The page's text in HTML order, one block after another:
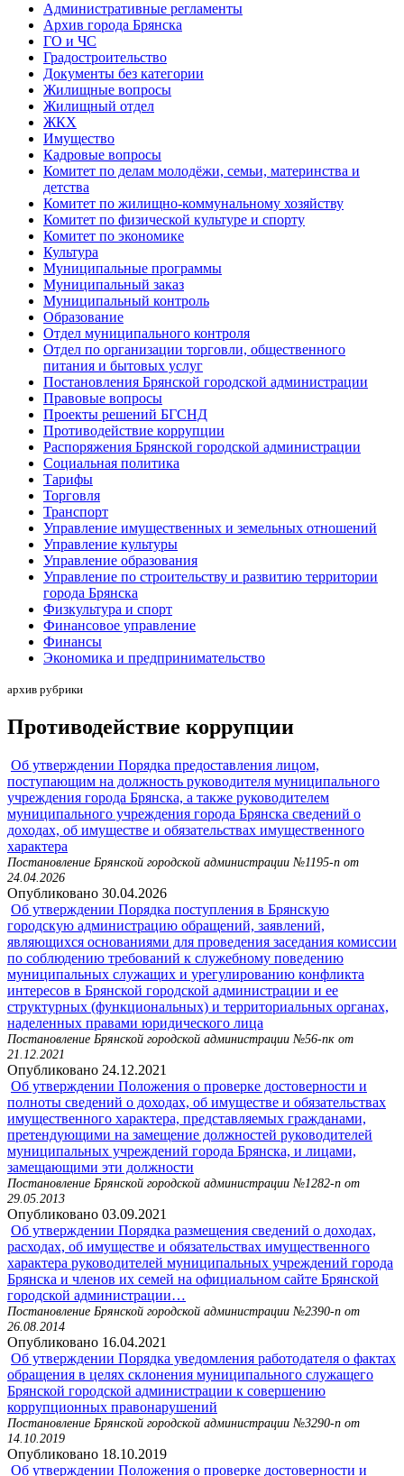
Административные регламенты
Архив города Брянска
ГО и ЧС
Градостроительство
Документы без категории
Жилищные вопросы
Жилищный отдел
ЖКХ
Имущество
Кадровые вопросы
Комитет по делам молодёжи, семьи, материнства и
детства
Комитет по жилищно-коммунальному хозяйству
Комитет по физической культуре и спорту
Комитет по экономике
Культура
Муниципальные программы
Муниципальный заказ
Муниципальный контроль
Образование
Отдел муниципального контроля
Отдел по организации торговли, общественного
питания и бытовых услуг
Постановления Брянской городской администрации
Правовые вопросы
Проекты решений БГСНД
Противодействие коррупции
Распоряжения Брянской городской администрации
Социальная политика
Тарифы
Торговля
Транспорт
Управление имущественных и земельных отношений
Управление культуры
Управление образования
Управление по строительству и развитию территории
города Брянска
Физкультура и спорт
Финансовое управление
Финансы
Экономика и предпринимательство
архив рубрики
Противодействие коррупции
Об утверждении Порядка предоставления лицом,
поступающим на должность руководителя муниципального
учреждения города Брянска, а также руководителем
муниципального учреждения города Брянска сведений о
доходах, об имуществе и обязательствах имущественного
характера
Постановление Брянской городской администрации №1195-п от
24.04.2026
Опубликовано 30.04.2026
Об утверждении Порядка поступления в Брянскую
городскую администрацию обращений, заявлений,
являющихся основаниями для проведения заседания комиссии
по соблюдению требований к служебному поведению
муниципальных служащих и урегулированию конфликта
интересов в Брянской городской администрации и ее
структурных (функциональных) и территориальных органах,
наделенных правами юридического лица
Постановление Брянской городской администрации №56-пк от
21.12.2021
Опубликовано 24.12.2021
Об утверждении Положения о проверке достоверности и
полноты сведений о доходах, об имуществе и обязательствах
имущественного характера, представляемых гражданами,
претендующими на замещение должностей руководителей
муниципальных учреждений города Брянска, и лицами,
замещающими эти должности
Постановление Брянской городской администрации №1282-п от
29.05.2013
Опубликовано 03.09.2021
Об утверждении Порядка размещения сведений о доходах,
расходах, об имуществе и обязательствах имущественного
характера руководителей муниципальных учреждений города
Брянска и членов их семей на официальном сайте Брянской
городской администрации…
Постановление Брянской городской администрации №2390-п от
26.08.2014
Опубликовано 16.04.2021
Об утверждении Порядка уведомления работодателя о фактах
обращения в целях склонения муниципального служащего
Брянской городской администрации к совершению
коррупционных правонарушений
Постановление Брянской городской администрации №3290-п от
14.10.2019
Опубликовано 18.10.2019
Об утверждении Положения о проверке достоверности и